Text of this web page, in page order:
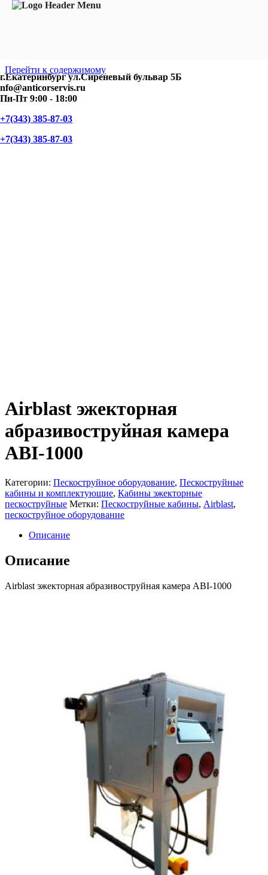
Перейти к содержимому
Airblast эжекторная
абразивоструйная камера
ABI-1000
Категории: Пескоструйное оборудование, Пескоструйные
кабины и комплектующие, Кабины эжекторные
пескоструйные Метки: Пескоструйные кабины, Airblast,
пескоструйное оборудование
Описание
Описание
Airblast эжекторная абразивоструйная камера ABI-1000
г.Екатеринбург ул.Сиреневый бульвар 5Б
nfo@anticorservis.ru
Пн-Пт 9:00 - 18:00
+7(343) 385-87-03
+7(343) 385-87-03